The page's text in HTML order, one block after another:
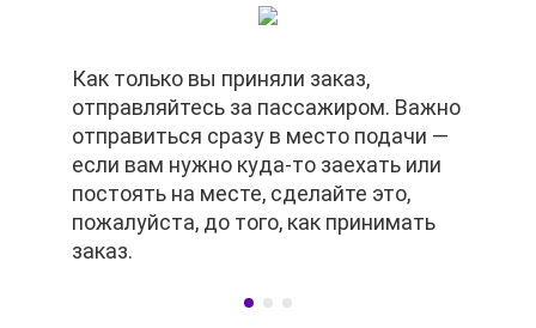
Нельзя просить пассажира отменить
заказ.
Как только вы приняли заказ,
отправляйтесь за пассажиром. Важно
отправиться сразу в место подачи —
если вам нужно куда-то заехать или
постоять на месте, сделайте это,
пожалуйста, до того, как принимать
заказ.
Когда доберётесь до нужного адреса,
нажимайте кнопку «На месте». В этот
момент вы действительно должны
быть на месте. Если нажмёте кнопку
заранее, то платное ожидание не
сработает.
Нельзя просить пассажира отменить
заказ.
Как только вы приняли заказ,
отправляйтесь за пассажиром. Важно
отправиться сразу в место подачи —
если вам нужно куда-то заехать или
постоять на месте, сделайте это,
пожалуйста, до того, как принимать
заказ.